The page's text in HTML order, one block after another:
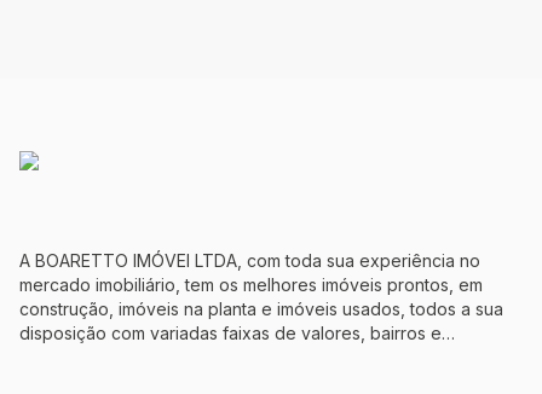
A BOARETTO IMÓVEI LTDA, com toda sua experiência no
mercado imobiliário, tem os melhores imóveis prontos, em
construção, imóveis na planta e imóveis usados, todos a sua
disposição com variadas faixas de valores, bairros e